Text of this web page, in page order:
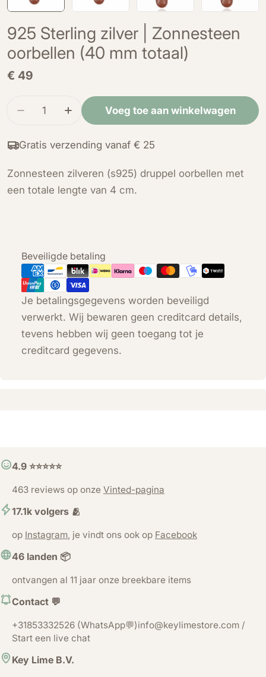
925 Sterling zilver | Zonnesteen
oorbellen (40 mm totaal)
Normale
€ 49
Hoeveelheid
Verminder de hoeveelheid voor 925 Sterling
Verhoog de hoeveelheid voor 925
Voeg toe aan winkelwagen
Gratis verzending vanaf € 25
Zonnesteen zilveren (s925) druppel oorbellen met
een totale lengte van 4 cm.
Beveiligde betaling
Betaalmethoden
Je betalingsgegevens worden beveiligd
verwerkt. Wij bewaren geen creditcard details,
tevens hebben wij geen toegang tot je
creditcard gegevens.
4.9 ⭐️⭐️⭐️⭐️⭐️
463 reviews op onze Vinted-pagina
17.1k volgers 🫂
op Instagram, je vindt ons ook op Facebook
46 landen 📦
ontvangen al 11 jaar onze breekbare items
Contact 💬
+31853332526 (WhatsApp💬)info@keylimestore.com /
Start een live chat
Key Lime B.V.